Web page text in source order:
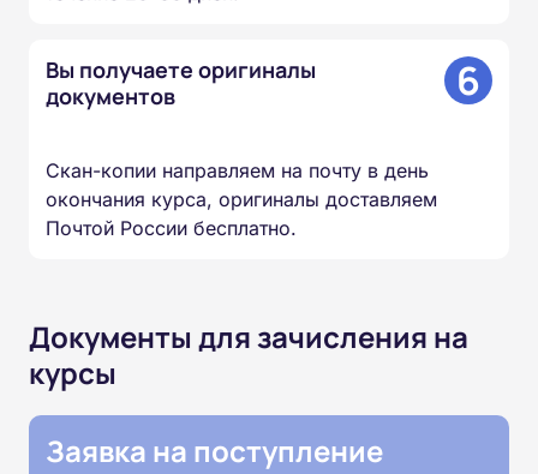
Вы получаете оригиналы
документов
6
Скан-копии направляем на почту в день
окончания курса, оригиналы доставляем
Почтой России бесплатно.
Документы для зачисления на
курсы
Заявка на поступление